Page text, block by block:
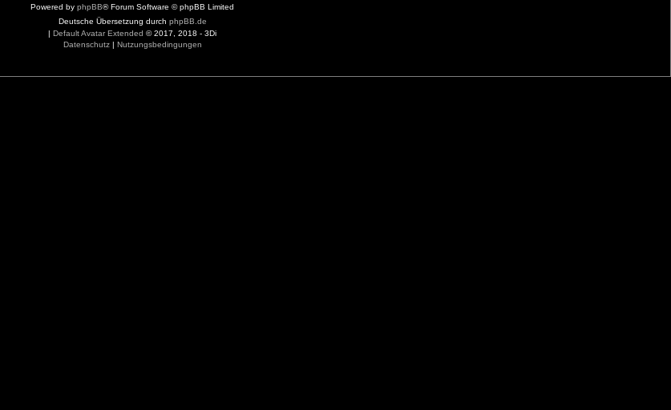
Powered by phpBB® Forum Software © phpBB Limited
Deutsche Übersetzung durch phpBB.de
| Default Avatar Extended © 2017, 2018 - 3Di
Datenschutz| Nutzungsbedingungen